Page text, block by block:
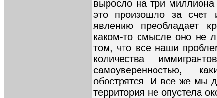
выросло на три миллиона
это произошло за
явлению преобладает
каком-то смысле оно не
том, что все наши
количества
самоуверенностью,
обострятся. И все же мы
территория не опустела